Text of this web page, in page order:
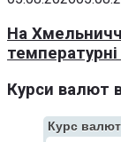
На
Курси валют в